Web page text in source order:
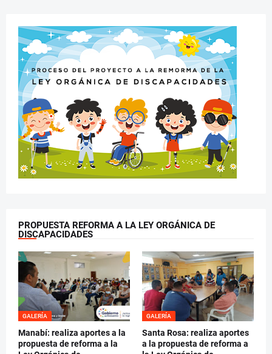
PROPUESTA REFORMA A LA LEY ORGÁNICA DE
DISCAPACIDADES
GALERÍA
Manabí: realiza aportes a la
propuesta de reforma a la
GALERÍA
Santa Rosa: realiza aportes
a la propuesta de reforma a